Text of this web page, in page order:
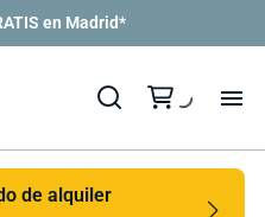
en Madrid*